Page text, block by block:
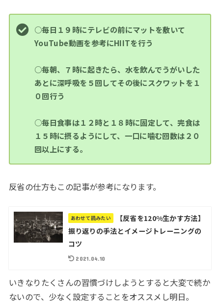
○毎日１９時にテレビの前にマットを敷いて
YouTube動画を参考にHIITを行う
○毎朝、７時に起きたら、水を飲んでうがいした
あとに深呼吸を５回してその後にスクワットを１
０回行う
○毎日食事は１２時と１８時に固定して、完食は
１５時に摂るようにして、一口に噛む回数は２０
回以上にする。
反省の仕方もこの記事が参考になります。
あわせて読みたい
【反省を120%生かす方法】
振り返りの手法とイメージトレーニングの
コツ
2021.04.10
いきなりたくさんの習慣づけしようとすると大変で続か
ないので、少なく設定することをオススメし明日。